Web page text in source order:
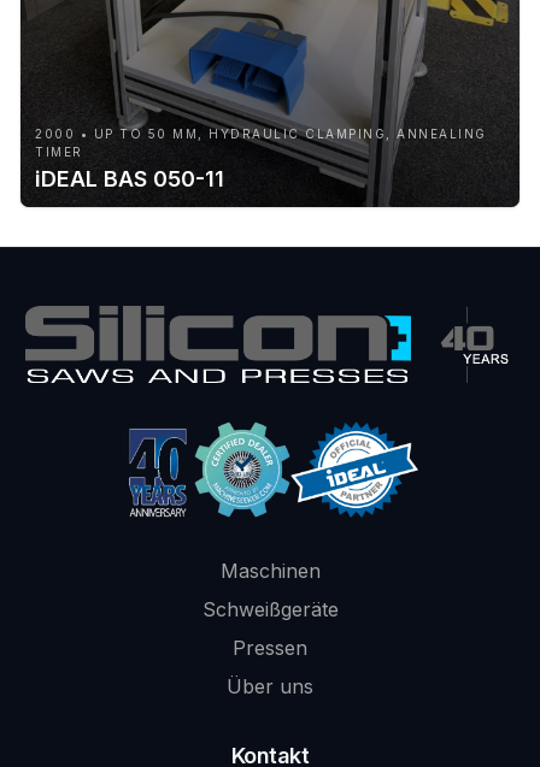
2000 • UP TO 50 MM, HYDRAULIC CLAMPING, ANNEALING
TIMER
iDEAL BAS 050-11
Maschinen
Schweißgeräte
Pressen
Über uns
Kontakt